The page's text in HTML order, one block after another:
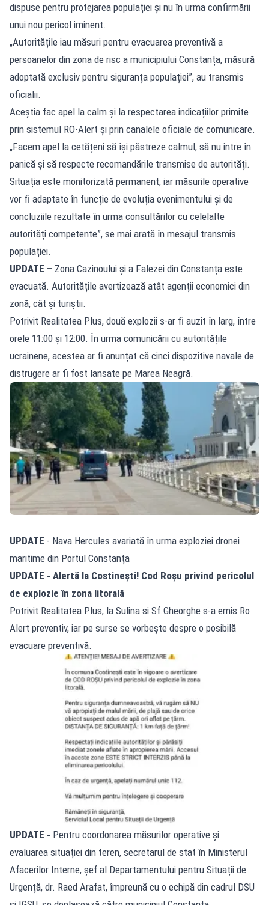
dispuse pentru protejarea populației și nu în urma confirmării
unui nou pericol iminent.
„Autoritățile iau măsuri pentru evacuarea preventivă a
persoanelor din zona de risc a municipiului Constanța, măsură
adoptată exclusiv pentru siguranța populației”, au transmis
oficialii.
Aceștia fac apel la calm și la respectarea indicațiilor primite
prin sistemul RO-Alert și prin canalele oficiale de comunicare.
„Facem apel la cetățeni să își păstreze calmul, să nu intre în
panică și să respecte recomandările transmise de autorități.
Situația este monitorizată permanent, iar măsurile operative
vor fi adaptate în funcție de evoluția evenimentului și de
concluziile rezultate în urma consultărilor cu celelalte
autorități competente”, se mai arată în mesajul transmis
populației.
UPDATE – Zona Cazinoului și a Falezei din Constanța este
evacuată. Autoritățile avertizează atât agenții economici din
zonă, cât și turiștii.
Potrivit Realitatea Plus, două explozii s-ar fi auzit în larg, între
orele 11:00 și 12:00. În urma comunicării cu autoritățile
ucrainene, acestea ar fi anunțat că cinci dispozitive navale de
distrugere ar fi fost lansate pe Marea Neagră.
UPDATE - Nava Hercules avariată în urma exploziei dronei
maritime din Portul Constanța
UPDATE - Alertă la Costinești! Cod Roșu privind pericolul
de explozie în zona litorală
Potrivit Realitatea Plus, la Sulina si Sf.Gheorghe s-a emis Ro
Alert preventiv, iar pe surse se vorbește despre o posibilă
evacuare preventivă.
UPDATE - Pentru coordonarea măsurilor operative și
evaluarea situației din teren, secretarul de stat în Ministerul
Afacerilor Interne, șef al Departamentului pentru Situații de
Urgență, dr. Raed Arafat, împreună cu o echipă din cadrul DSU